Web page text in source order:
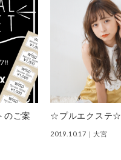
のご案
☆プルエクステ☆
2019.10.17 ｜大宮